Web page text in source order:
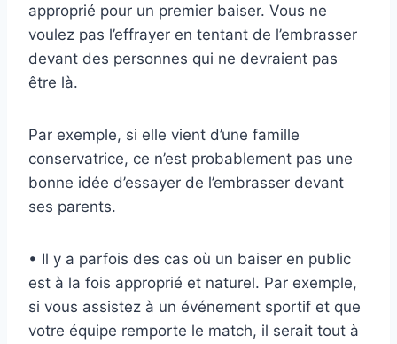
approprié pour un premier baiser. Vous ne
voulez pas l’effrayer en tentant de l’embrasser
devant des personnes qui ne devraient pas
être là.
Par exemple, si elle vient d’une famille
conservatrice, ce n’est probablement pas une
bonne idée d’essayer de l’embrasser devant
ses parents.
• Il y a parfois des cas où un baiser en public
est à la fois approprié et naturel. Par exemple,
si vous assistez à un événement sportif et que
votre équipe remporte le match, il serait tout à